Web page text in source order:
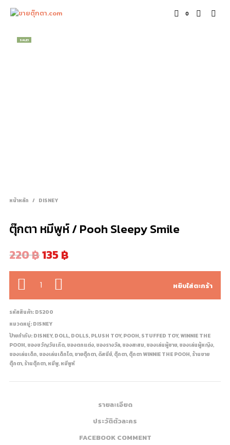
0
SALE!
หน้าหลัก / DISNEY
ตุ๊กตา หมีพูห์ / Pooh Sleepy Smile
220฿135฿
หยิบใส่ตะกร้า
รหัสสินค้า: D5200
หมวดหมู่: DISNEY
ป้ายกำกับ: DISNEY, DOLL, DOLLS, PLUSH TOY, POOH, STUFFED TOY, WINNIE THE
POOH, ของขวัญวันเกิด, ของตกแต่ง, ของรางวัล, ของสะสม, ของเล่นผู้ชาย, ของเล่นผู้หญิง,
ของเล่นเด็ก, ของเล่นเด็กโต, ขายตุ๊กตา, ดิสนีย์, ตุ๊กตา, ตุ๊กตา WINNIE THE POOH, ร้านขาย
ตุ๊กตา, ร้านตุ๊กตา, หมีพู, หมีพูห์
รายละเอียด
ประวัติตัวละคร
FACEBOOK COMMENT